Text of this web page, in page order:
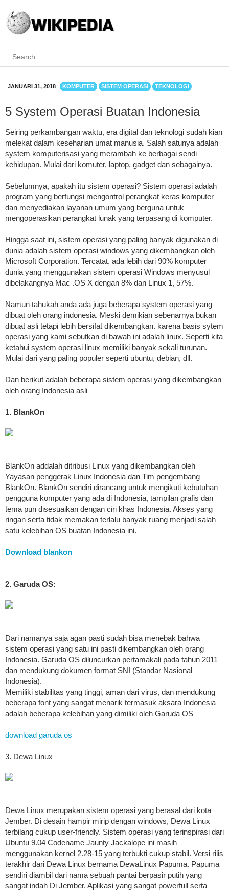
JANUARI 31, 2018 KOMPUTER SISTEM OPERASI TEKNOLOGI
5 System Operasi Buatan Indonesia
Seiring perkambangan waktu, era digital dan teknologi sudah kian
melekat dalam keseharian umat manusia. Salah satunya adalah
system komputerisasi yang merambah ke berbagai sendi
kehidupan. Mulai dari komuter, laptop, gadget dan sebagainya.
Sebelumnya, apakah itu sistem operasi? Sistem operasi adalah
program yang berfungsi mengontrol perangkat keras komputer
dan menyediakan layanan umum yang berguna untuk
mengoperasikan perangkat lunak yang terpasang di komputer.
Hingga saat ini, sistem operasi yang paling banyak digunakan di
dunia adalah sistem operasi windows yang dikembangkan oleh
Microsoft Corporation. Tercatat, ada lebih dari 90% komputer
dunia yang menggunakan sistem operasi Windows menyusul
dibelakangnya Mac .OS X dengan 8% dan Linux 1, 57%.
Namun tahukah anda ada juga beberapa system operasi yang
dibuat oleh orang indonesia. Meski demikian sebenarnya bukan
dibuat asli tetapi lebih bersifat dikembangkan. karena basis sytem
operasi yang kami sebutkan di bawah ini adalah linux. Seperti kita
ketahui system operasi linux memiliki banyak sekali turunan.
Mulai dari yang paling populer seperti ubuntu, debian, dll.
Dan berikut adalah beberapa sistem operasi yang dikembangkan
oleh orang Indonesia asli
1. BlankOn
BlankOn addalah ditribusi Linux yang dikembangkan oleh
Yayasan penggerak Linux Indonesia dan Tim pengembang
BlankOn. BlankOn sendiri dirancang untuk mengikuti kebutuhan
pengguna komputer yang ada di Indonesia, tampilan grafis dan
tema pun disesuaikan dengan ciri khas Indonesia. Akses yang
ringan serta tidak memakan terlalu banyak ruang menjadi salah
satu kelebihan OS buatan Indonesia ini.
Download blankon
2. Garuda OS:
Dari namanya saja agan pasti sudah bisa menebak bahwa
sistem operasi yang satu ini pasti dikembangkan oleh orang
Indonesia. Garuda OS diluncurkan pertamakali pada tahun 2011
dan mendukung dokumen format SNI (Standar Nasional
Indonesia).
Memiliki stabilitas yang tinggi, aman dari virus, dan mendukung
beberapa font yang sangat menarik termasuk aksara Indonesia
adalah beberapa kelebihan yang dimiliki oleh Garuda OS
download garuda os
3. Dewa Linux
Dewa Linux merupakan sistem operasi yang berasal dari kota
Jember. Di desain hampir mirip dengan windows, Dewa Linux
terbilang cukup user-friendly. Sistem operasi yang terinspirasi dari
Ubuntu 9.04 Codename Jaunty Jackalope ini masih
menggunakan kernel 2.28-15 yang terbukti cukup stabil. Versi rilis
terakhir dari Dewa Linux bernama DewaLinux Papuma. Papuma
sendiri diambil dari nama sebuah pantai berpasir putih yang
sangat indah Di Jember. Aplikasi yang sangat powerfull serta